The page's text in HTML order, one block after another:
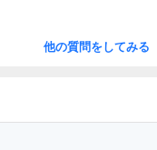
他の質問をしてみる